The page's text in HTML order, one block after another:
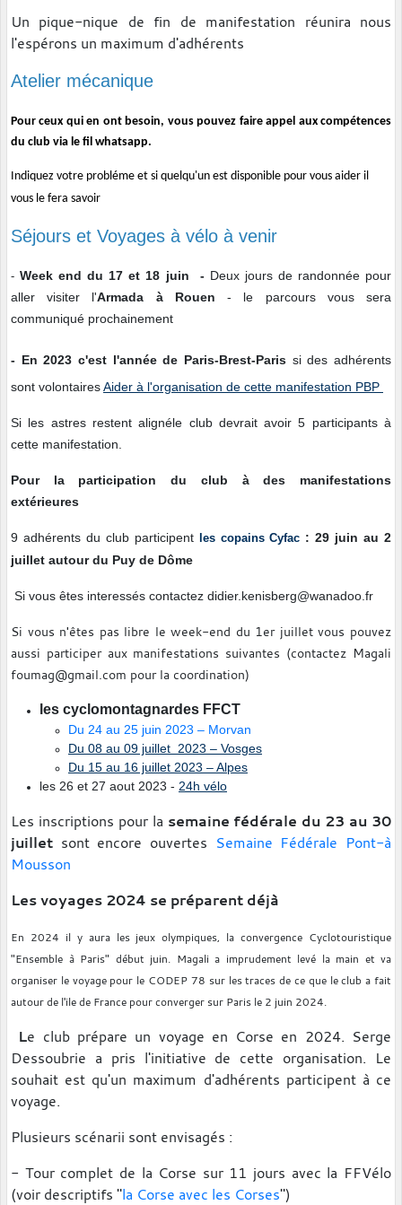
Un pique-nique de fin de manifestation réunira nous
l'espérons un maximum d'adhérents
Atelier mécanique
Pour ceux qui en ont besoin, vous pouvez faire appel aux compétences
du club via le fil whatsapp.
Indiquez votre probléme et si quelqu'un est disponible pour vous aider il
vous le fera savoir
Séjours et Voyages à vélo à venir
- Week end du 17 et 18 juin -Deux jours de randonnée pour
aller visiter l'Armada à Rouen - le parcours vous sera
communiqué prochainement
- En 2023 c'est l'année de Paris-Brest-Paris si des adhérents
sont volontairesAider à l'organisation de cette manifestation PBP
Si les astres restent alignéle club devrait avoir 5 participants à
cette manifestation.
Pour la participation du club à des manifestations
extérieures
9 adhérents du club participent les copains Cyfac : 29 juin au 2
juillet autour du Puy de Dôme
Si vous êtes interessés contactez didier.kenisberg@wanadoo.fr
Si vous n'êtes pas libre le week-end du 1er juillet vous pouvez
aussi participer aux manifestations suivantes (contactez Magali
foumag@gmail.com pour la coordination)
les cyclomontagnardes FFCT
Du 24 au 25 juin 2023 – Morvan
Du 08 au 09 juillet 2023 – Vosges
Du 15 au 16 juillet 2023 – Alpes
les 26 et 27 aout 2023 - 24h vélo
Les inscriptions pour la semaine fédérale du 23 au 30
juillet sont encore ouvertes Semaine Fédérale Pont-à
Mousson
Les voyages 2024 se préparent déjà
En 2024 il y aura les jeux olympiques, la convergence Cyclotouristique
"Ensemble à Paris" début juin. Magali a imprudement levé la main et va
organiser le voyage pour le CODEP 78 sur les traces de ce que le club a fait
autour de l'ile de France pour converger sur Paris le 2 juin 2024.
Le club prépare un voyage en Corse en 2024. Serge
Dessoubrie a pris l'initiative de cette organisation. Le
souhait est qu'un maximum d'adhérents participent à ce
voyage.
Plusieurs scénarii sont envisagés :
- Tour complet de la Corse sur 11 jours avec la FFVélo
(voir descriptifs "la Corse avec les Corses")